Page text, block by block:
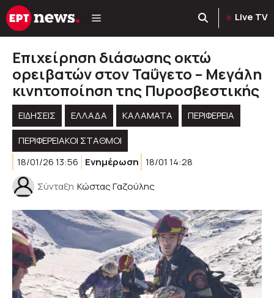
Μετάβαση
σε
Live TV
Επιχείρηση διάσωσης οκτώ
ορειβατών στον Ταΰγετο – Μεγάλη
κινητοποίηση της Πυροσβεστικής
ΕΙΔΗΣΕΙΣ ΕΛΛΑΔΑ ΚΑΛΑΜΑΤΑ
ΠΕΡΙΦΈΡΕΙΑ
ΠΕΡΙΦΕΡΕΙΑΚΟΊ ΣΤΑΘΜΟΊ
18/01/26 13:56
Ενημέρωση 18/01 14:28
Σύνταξη Κώστας Γαζούλης